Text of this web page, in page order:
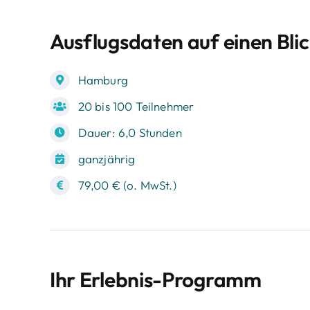
Ausflugsdaten auf einen
Hamburg
20 bis 100 Teilnehmer
Dauer: 6,0 Stunden
ganzjährig
79,00 € (o. MwSt.)
Ihr Erlebnis-Programm